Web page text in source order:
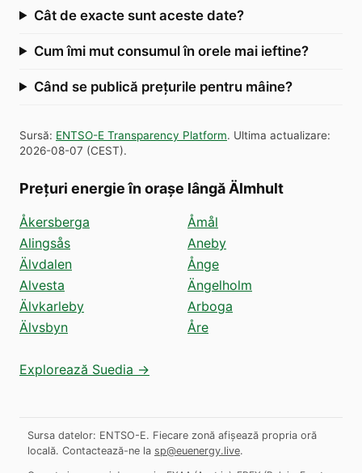
Cât de exacte sunt aceste date?
Cum îmi mut consumul în orele mai ieftine?
Când se publică prețurile pentru mâine?
Sursă: ENTSO-E Transparency Platform. Ultima actualizare:
2026-08-07 (CEST).
Prețuri energie în orașe lângă Älmhult
Åkersberga
Alingsås
Älvdalen
Alvesta
Älvkarleby
Älvsbyn
Åmål
Aneby
Ånge
Ängelholm
Arboga
Åre
Explorează Suedia →
Sursa datelor: ENTSO-E. Fiecare zonă afișează propria oră
locală. Contactează-ne la sp@euenergy.live.